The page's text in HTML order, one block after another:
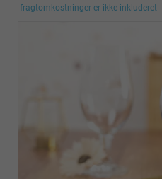
fragtomkostninger er ikke inkluderet